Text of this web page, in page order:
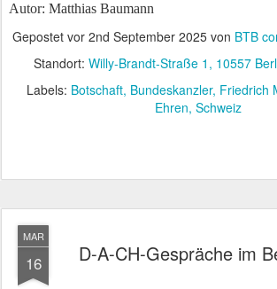
Autor: Matthias Baumann
Gepostet vor 2nd September 2025 von BTB
Standort: Willy-Brandt-Straße 1, 10557
Labels: Botschaft Bundeskanzler Friedrich
Ehren Schweiz
MAR
16 D-A-CH-Gespräche im